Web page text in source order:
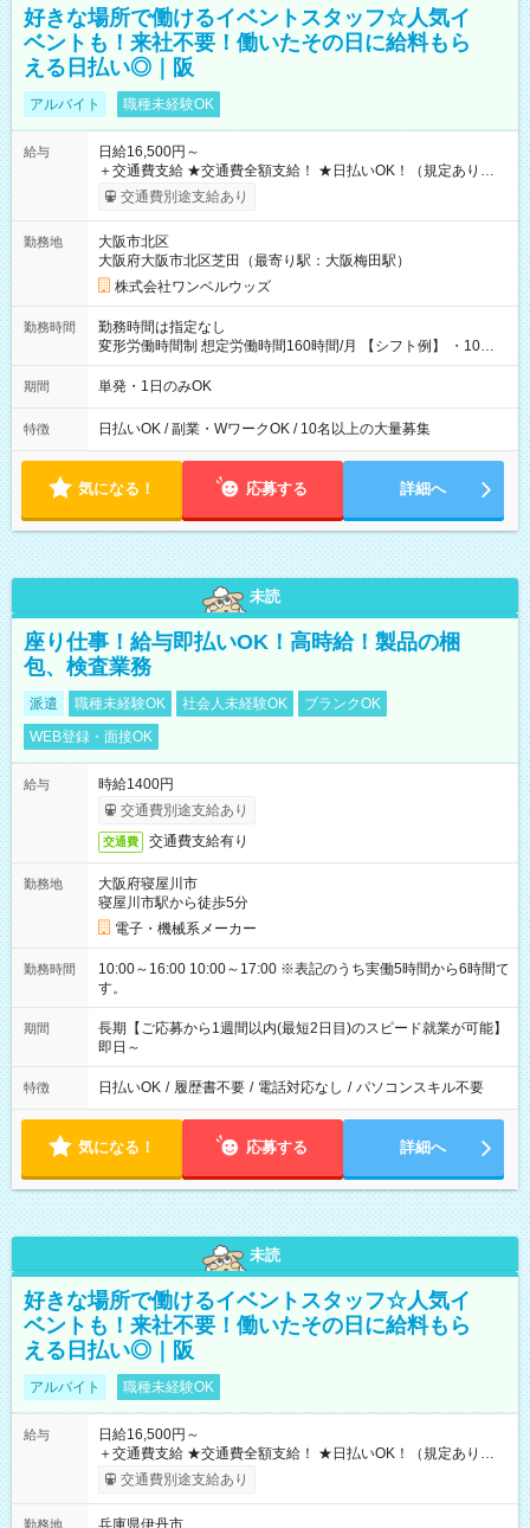
好きな場所で働けるイベントスタッフ☆人気イ
ベントも！来社不要！働いたその日に給料もら
える日払い◎｜阪
アルバイト 職種未経験OK
給与
日給16,500円～
＋交通費支給 ★交通費全額支給！ ★日払いOK！（規定あり） ┗
働いたその日に現金GET♪ お仕事後はコンビニATMから 日払
交通費別途支給あり
勤務地
大阪市北区
大阪府大阪市北区芝田（最寄り駅：大阪梅田駅）
株式会社ワンベルウッズ
勤務時間
勤務時間は指定なし
変形労働時間制 想定労働時間160時間/月 【シフト例】 ・10：
00～20：00
期間 単発・1日のみOK
特徴 日払いOK / 副業・WワークOK / 10名以上の大量募集
気になる！ 応募する 詳細へ
未読
座り仕事！給与即払いOK！高時給！製品の梱
包、検査業務
派遣 職種未経験OK 社会人未経験OK
ブランクOK
WEB登録・面接OK
給与
時給1400円
交通費別途支給あり
交通費 交通費支給有り
勤務地
大阪府寝屋川市
寝屋川市駅から徒歩5分
電子・機械系メーカー
勤務時間
10:00～16:00 10:00～17:00 ※表記のうち実働5時間から6時間で
す。
期間
長期【ご応募から1週間以内(最短2日目)のスピード就業が可能】
即日～
特徴 日払いOK / 履歴書不要 / 電話対応なし / パソコンスキル不要
気になる！ 応募する 詳細へ
未読
好きな場所で働けるイベントスタッフ☆人気イ
ベントも！来社不要！働いたその日に給料もら
える日払い◎｜阪
アルバイト 職種未経験OK
給与
日給16,500円～
＋交通費支給 ★交通費全額支給！ ★日払いOK！（規定あり） ┗
働いたその日に現金GET♪ お仕事後はコンビニATMから 日払
交通費別途支給あり
勤務地
兵庫県伊丹市